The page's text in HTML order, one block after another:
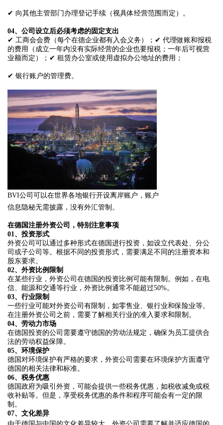
✔ 向其他主管部门办理登记手续（视具体经营范围而定）。
04、 公司设立后必须考虑的固定支出
✔ 工商会会费（每个在德企业都有入会义务）；✔ 代理做账和报税
的费用（成立一年内没有实际经营的企业也要报税；一年后可视营
业额而定）；✔ 租赁办公室或使用虚拟办公地址的费用；
✔ 银行账户的管理费。
BVI公司可以在世界各地银行开设离岸账户，账户
信息隐秘无需披露，没有外汇管制。
在德国注册外资公司，特别注意事项
01、 投资形式
外资公司可以通过多种形式在德国进行投资，如设立代表处、分公
司或子公司等。根据不同的投资形式，需要满足不同的注册资本和
股东要求。
02、 外资比例限制
在某些行业，外资公司在德国的投资比例可能有限制。例如，在电
信、能源和交通等行业，外资比例通常不能超过50%。
03、 行业限制
一些行业可能对外资公司有限制，如零售业、银行业和保险业等。
在注册外资公司之前，需要了解相关行业的准入要求和限制。
04、 劳动力市场
在德国投资的公司需要遵守德国的劳动法规定，确保为员工提供合
法的劳动权益保障。
05、 环境保护
德国对环境保护有严格的要求，外资公司需要在环境保护方面遵守
德国的相关法律和标准。
06、 税务优惠
德国政府为吸引外资，可能会提供一些税务优惠，如税收减免或税
收补贴等。但是，享受税务优惠的条件和程序可能会有一定的限
制。
07、 文化差异